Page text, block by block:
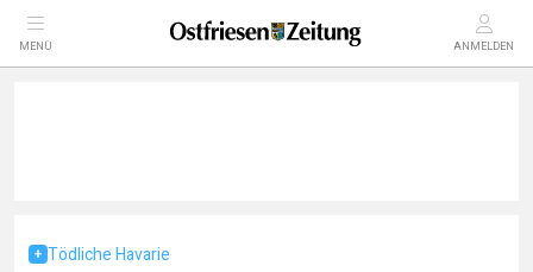
MENÜ ANMELDEN
Tödliche Havarie